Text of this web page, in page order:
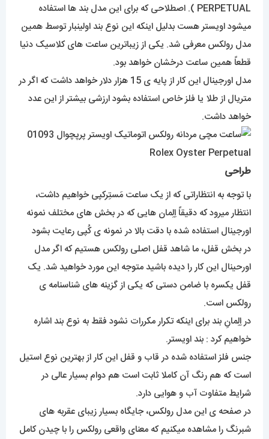
PERPETUAL ). اصطلاحی که برای این مدل بند ها استفاده
میشود اویستر هست بدلیل اینکه این نوع بند اولینبار توسط همین
مدل رولکس معرفی شد. یکی از زیباترین ساعت های کلاسیک دنیا
قطعاً همین ساعت درخشان خواهد بود.
مدل اورجینال این کار از پایه ی 15 هزار دلار خواهد داشت که اگر در
متریال از طلا یا فلز خاص استفاده بشود ارزشی بیشتر از این عدد
خواهد داشت.
طراحی
با توجه به انتظاراتی که از یک ساعت مَستِرکپی خواهیم داشت،
انتظار میرود که دقیقاً اِلِمان هایی که در بخش های مختلف نمونه
اورجینال استفاده شده با دقت بالا در نمونه ی کُپی رعایت بشود
در بخش قفل، ما شاهد قفل اصلی رولکس هستیم که اگر مدل
اورحینال این کار را دیده باشید متوجه این مورد خواهید شد. یک
قفل یکسره با ضامن دستی که یکی از گزینه های شناسنامه ی
رولکس است.
در اِلِمانِ بند برای اینکه تکرار مکررات نشود فقط به نوع بند اشاره
خواهیم کرد : بند اویستر.
جنس فلز استفاده شده در قاب و قفل این کار از بهترین نوع استیل
است که هم رنگ آن کاملا ثابت است هم دوام بسیار عالی در
شرایط متفاوت آب و هوایی دارد.
در صفحه ی این مدل رولکس، جایگاه بسیار زیبای عقربه های
شبرنگ را مشاهده میکنیم که معنای واقعی رولکس را با چیدن کامل